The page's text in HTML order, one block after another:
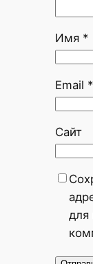
Имя *
Email *
Сайт
для